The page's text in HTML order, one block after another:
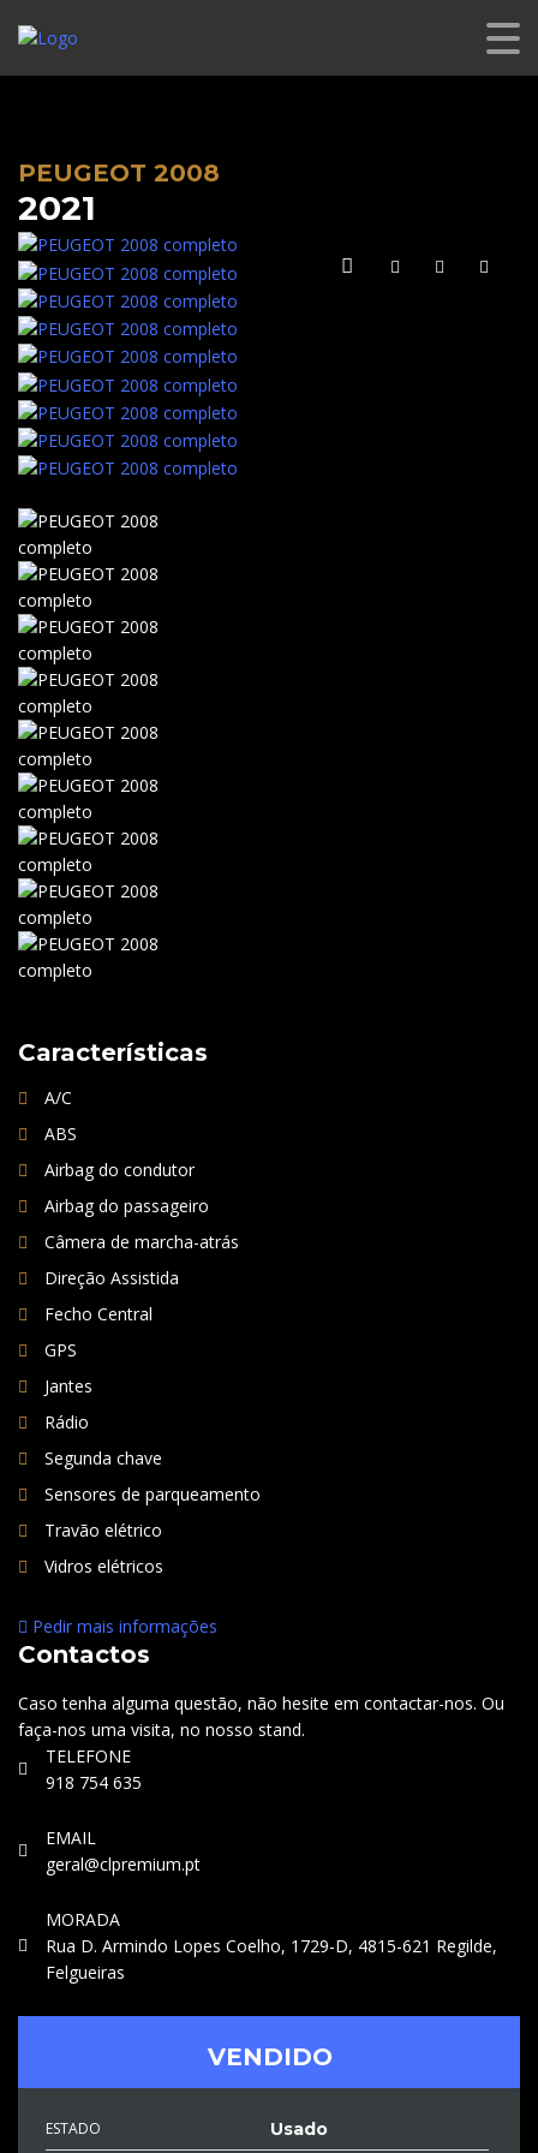
CL PREMIUM
PEUGEOT 2008
2021
Características
A/C
ABS
Airbag do condutor
Airbag do passageiro
Câmera de marcha-atrás
Direção Assistida
Fecho Central
GPS
Jantes
Rádio
Segunda chave
Sensores de parqueamento
Travão elétrico
Vidros elétricos
Pedir mais informações
Contactos
Caso tenha alguma questão, não hesite em contactar-nos. Ou
faça-nos uma visita, no nosso stand.
TELEFONE
918 754 635
EMAIL
geral@clpremium.pt
MORADA
Rua D. Armindo Lopes Coelho, 1729-D, 4815-621 Regilde,
Felgueiras
VENDIDO
ESTADO Usado